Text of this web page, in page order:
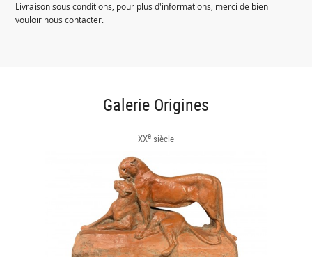
Livraison sous conditions, pour plus d'informations, merci de bien
vouloir nous contacter.
Galerie Origines
XXesiècle